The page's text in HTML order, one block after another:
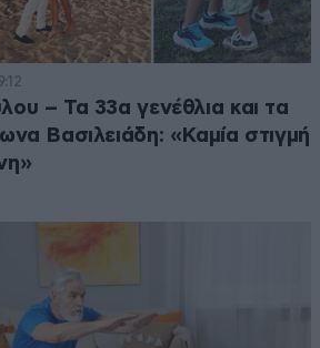
– Τα 33α γενέθλια και τα
Βασιλειάδη: «Καμία στιγμή